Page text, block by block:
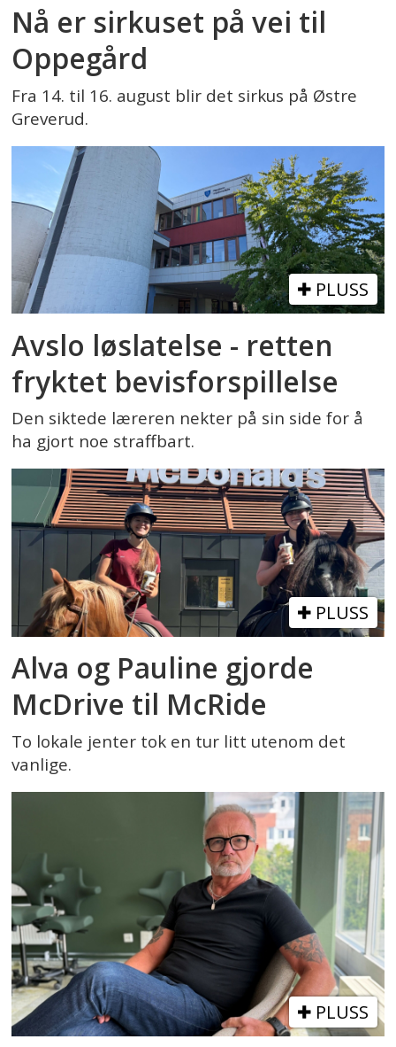
Nå er sirkuset på vei til
Oppegård
Fra 14. til 16. august blir det sirkus på Østre
Greverud.
PLUSS
Avslo løslatelse - retten
fryktet bevisforspillelse
Den siktede læreren nekter på sin side for å
ha gjort noe straffbart.
PLUSS
Alva og Pauline gjorde
McDrive til McRide
To lokale jenter tok en tur litt utenom det
vanlige.
PLUSS